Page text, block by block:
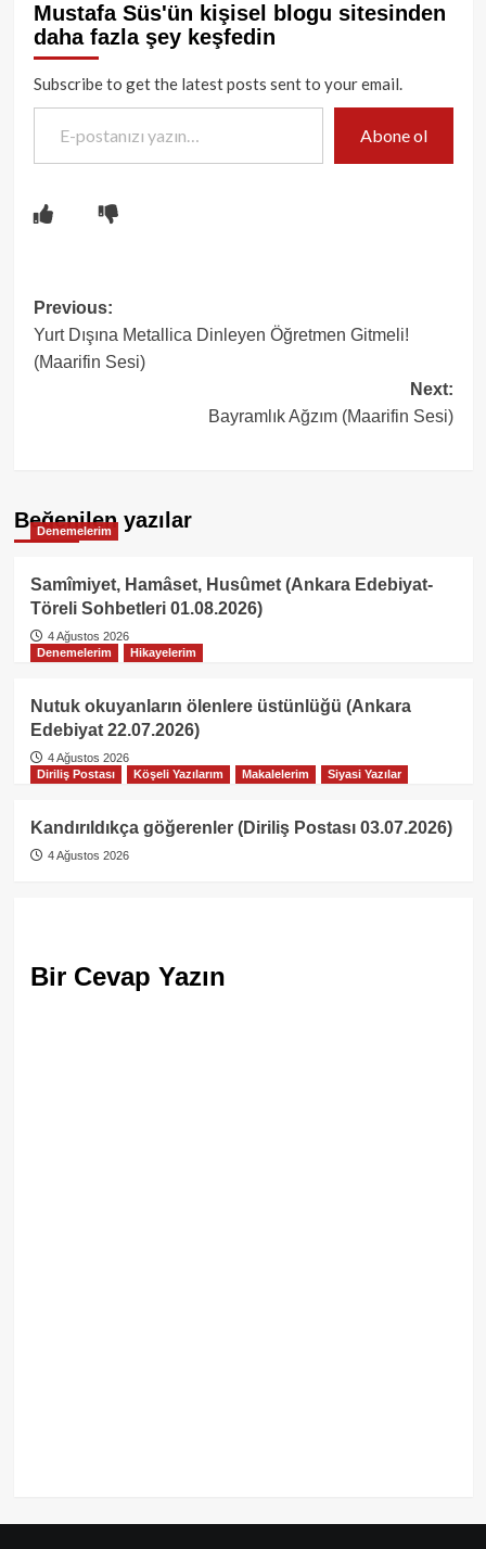
Mustafa Süs'ün kişisel blogu sitesinden
daha fazla şey keşfedin
Subscribe to get the latest posts sent to your email.
E-postanızı yazın…
Abone ol
Post
navigation
Previous:
Yurt Dışına Metallica Dinleyen Öğretmen Gitmeli!
(Maarifin Sesi)
Next:
Bayramlık Ağzım (Maarifin Sesi)
Beğenilen yazılar
Denemelerim
Samîmiyet, Hamâset, Husûmet (Ankara Edebiyat-
Töreli Sohbetleri 01.08.2026)
4 Ağustos 2026
Denemelerim
Hikayelerim
Nutuk okuyanların ölenlere üstünlüğü (Ankara
Edebiyat 22.07.2026)
4 Ağustos 2026
Diriliş Postası
Köşeli Yazılarım Makalelerim Siyasi Yazılar
Kandırıldıkça göğerenler (Diriliş Postası 03.07.2026)
4 Ağustos 2026
Bir Cevap Yazın